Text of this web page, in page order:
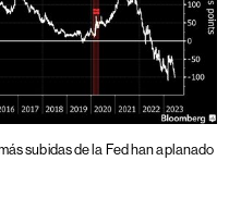
subidas de la Fed han aplanado